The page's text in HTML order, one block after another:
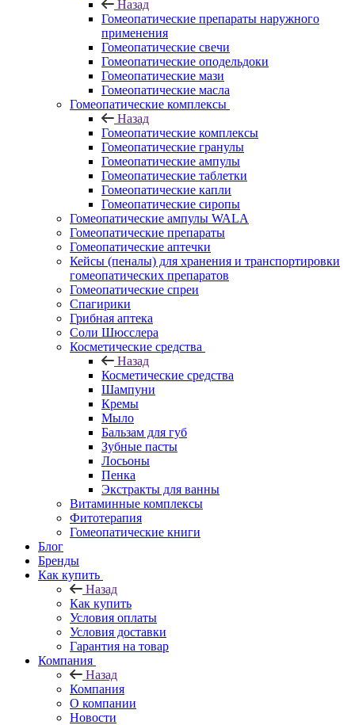
Назад
Гомеопатические препараты наружного
применения
Гомеопатические свечи
Гомеопатические оподельдоки
Гомеопатические мази
Гомеопатические масла
Гомеопатические комплексы
Назад
Гомеопатические комплексы
Гомеопатические гранулы
Гомеопатические ампулы
Гомеопатические таблетки
Гомеопатические капли
Гомеопатические сиропы
Гомеопатические ампулы WALA
Гомеопатические препараты
Гомеопатические аптечки
Кейсы (пеналы) для хранения и транспортировки
гомеопатических препаратов
Гомеопатические спреи
Спагирики
Грибная аптека
Соли Шюсслера
Косметические средства
Назад
Косметические средства
Шампуни
Кремы
Мыло
Бальзам для губ
Зубные пасты
Лосьоны
Пенка
Экстракты для ванны
Витаминные комплексы
Фитотерапия
Гомеопатические книги
Блог
Бренды
Как купить
Назад
Как купить
Условия оплаты
Условия доставки
Гарантия на товар
Компания
Назад
Компания
О компании
Новости